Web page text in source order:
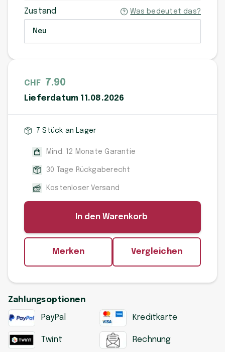
Zustand Was bedeutet das?
Neu
CHF 7.90
Lieferdatum 11.08.2026
7 Stück an Lager
Mind. 12 Monate Garantie
30 Tage Rückgaberecht
Kostenloser Versand
In den Warenkorb
Merken Vergleichen
Zahlungsoptionen
PayPal Kreditkarte
Twint Rechnung